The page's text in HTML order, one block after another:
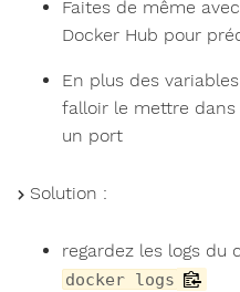
Faites de même
Docker Hub pour
En plus des
falloir le mettre dans
un port
Solution :
regardez les logs du
docker logs